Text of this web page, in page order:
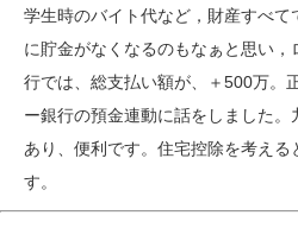
学生時のバイト代など，財産すべ
に貯金がなくなるのもなぁと思い
行では、総支払い額が、＋500万。
ー銀行の預金連動に話をしました
あり、便利です。住宅控除を考え
す。